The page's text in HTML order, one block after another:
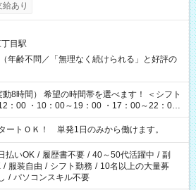
あり
目駅
年齢不問／「無理なく続けられる」と好評の
を選べます！ ＜シフト
：00 ・10：00～19：00 ・17：00～22：00
・22：00～翌6：00 など
ートＯＫ！ 単発1日のみから働けます。
払いOK / 履歴書不要 / 40～50代活躍中 / 副
/ 服装自由 / シフト勤務 / 10名以上の大量募
/ パソコンスキル不要